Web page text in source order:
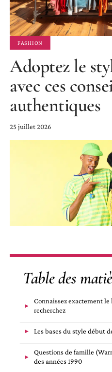
FASHION
Adoptez le
avec ces
authentiques
25 juillet 2026
Table des
Connaissez exactement le
recherchez
Les bases du style début
Questions de famille
des années 1990